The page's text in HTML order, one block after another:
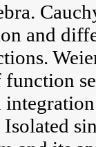
and
function
Isolated